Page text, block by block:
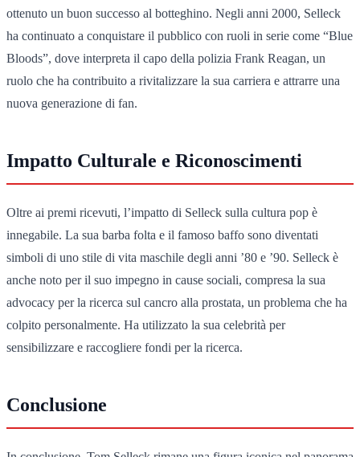
ottenuto un buon successo al botteghino. Negli anni 2000, Selleck
ha continuato a conquistare il pubblico con ruoli in serie come “Blue
Bloods”, dove interpreta il capo della polizia Frank Reagan, un
ruolo che ha contribuito a rivitalizzare la sua carriera e attrarre una
nuova generazione di fan.
Impatto Culturale e Riconoscimenti
Oltre ai premi ricevuti, l’impatto di Selleck sulla cultura pop è
innegabile. La sua barba folta e il famoso baffo sono diventati
simboli di uno stile di vita maschile degli anni ’80 e ’90. Selleck è
anche noto per il suo impegno in cause sociali, compresa la sua
advocacy per la ricerca sul cancro alla prostata, un problema che ha
colpito personalmente. Ha utilizzato la sua celebrità per
sensibilizzare e raccogliere fondi per la ricerca.
Conclusione